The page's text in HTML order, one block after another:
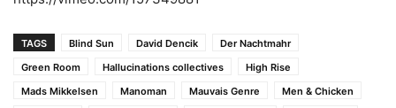
TAGS Blind Sun David Dencik
Der Nachtmahr
Green Room
Hallucinations collectives
High Rise
Mads Mikkelsen
Manoman Mauvais Genre
Men & Chicken